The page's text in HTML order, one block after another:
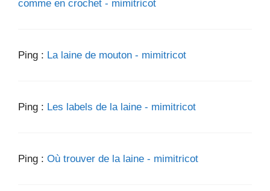
comme en crochet - mimitricot
Ping : La laine de mouton - mimitricot
Ping : Les labels de la laine - mimitricot
Ping : Où trouver de la laine - mimitricot